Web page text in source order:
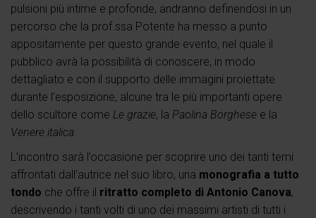
pulsioni più intime e profonde, andranno definendosi in un
percorso che la prof.ssa Potente ha messo a punto
appositamente per questo grande evento, nel quale il
pubblico avrà la possibilità di conoscere, in modo
dettagliato e con il supporto delle immagini proiettate
durante l’esposizione, alcune tra le più importanti opere
dello scultore come Le grazie, la Paolina Borghese e la
Venere italica.
L’incontro sarà l’occasione per scoprire uno dei tanti temi
affrontati dall’autrice nel suo libro, una monografia a tutto
tondo che offre il ritratto completo di Antonio Canova,
descrivendo i tanti volti di uno dei massimi artisti di tutti i